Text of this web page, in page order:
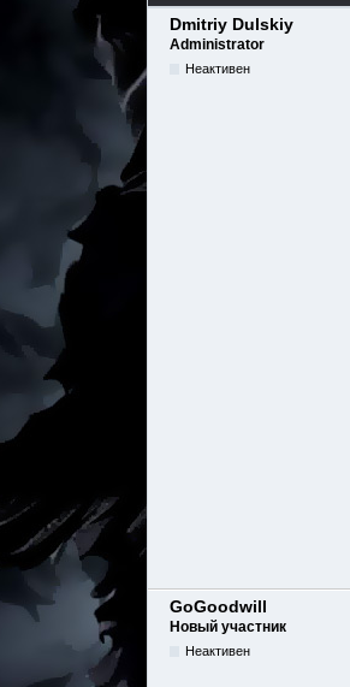
Dmitriy Dulskiy
Administrator
Неактивен
GoGoodwill
Новый участник
Неактивен